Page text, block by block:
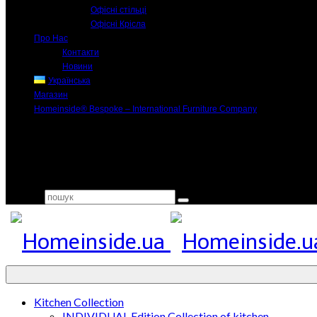
Офісні стільці
Офісні Крісла
Про Нас
Контакти
Новини
Українська
Магазин
Homeinside® Bespoke – International Furniture Company
Kitchen Collection